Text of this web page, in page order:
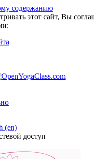
содержанию
этот сайт, Вы
‎(en)‎
доступ